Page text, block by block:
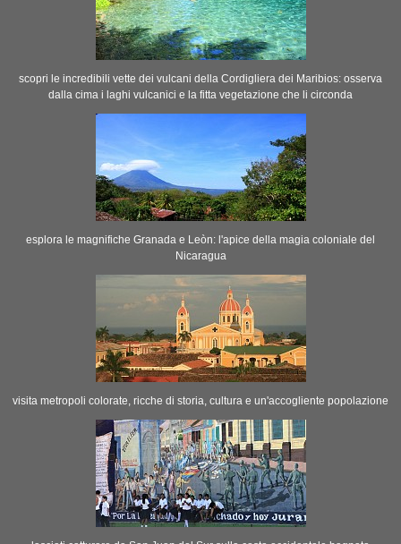
scopri le incredibili vette dei vulcani della Cordigliera dei Maribios: osserva
dalla cima i laghi vulcanici e la fitta vegetazione che li circonda
esplora le magnifiche Granada e Leòn: l'apice della magia coloniale del
Nicaragua
visita metropoli colorate, ricche di storia, cultura e un'accogliente popolazione